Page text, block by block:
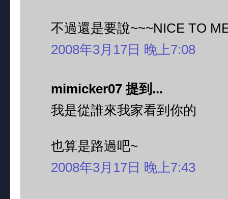
不過還是要說~~~NICE TO
2008年3月17日 晚上7:08
mimicker07 提到...
我是從誰來我家看到你的
也算是路過吧~
2008年3月17日 晚上7:43